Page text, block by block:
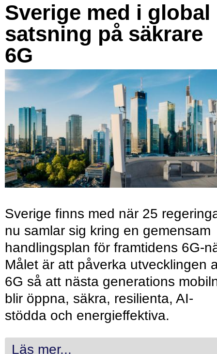
Sverige med i global
satsning på säkrare
6G
Sverige finns med när 25
nu samlar sig kring en gemensam
handlingsplan för framtidens 6G-
Målet är att påverka utvecklingen
6G så att nästa generations
blir öppna, säkra, resilienta, AI-
stödda och energieffektiva.
Läs mer...